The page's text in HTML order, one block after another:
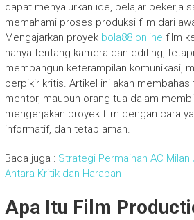
dapat menyalurkan ide, belajar bekerja
memahami proses produksi film dari
Mengajarkan proyek bola88 online film
hanya tentang kamera dan editing,
membangun keterampilan komunikasi,
berpikir kritis. Artikel ini akan
mentor, maupun orang tua dalam
mengerjakan proyek film dengan cara
informatif, dan tetap aman.
Baca juga : Strategi Permainan AC
Antara Kritik dan Harapan
Apa Itu Film